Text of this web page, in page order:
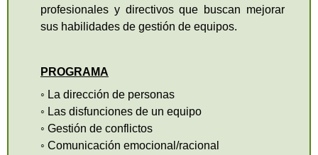
profesionales y directivos que buscan mejorar
sus habilidades de gestión de equipos.
PROGRAMA
◦ La dirección de personas
◦ Las disfunciones de un equipo
◦ Gestión de conflictos
◦ Comunicación emocional/racional
alumnos y la entidad comercial
promototra del evento tendrá
independientemente del parfil
comercial promotora será la
encargada de indicar el
número máximo de
participantes que puede tener